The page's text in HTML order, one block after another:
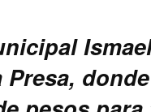
Presa,